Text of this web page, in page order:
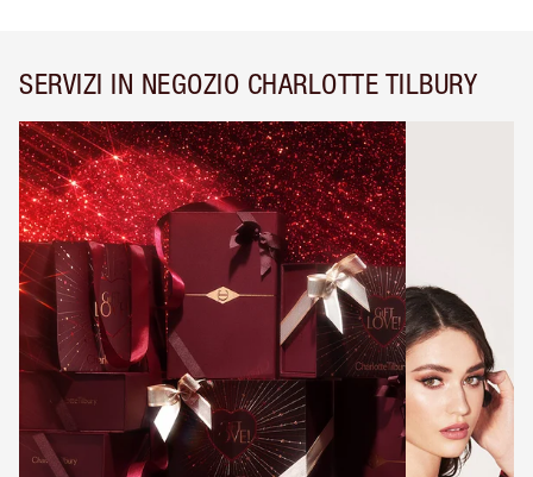
SERVIZI IN NEGOZIO CHARLOTTE TILBURY